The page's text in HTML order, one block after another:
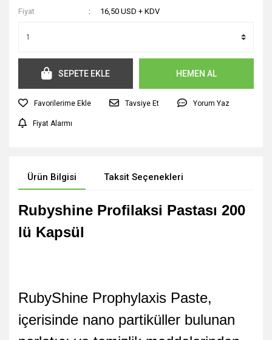
Fiyat
16,50 USD + KDV
SEPETE EKLE HEMEN AL
Tavsiye Et Yorum Yaz
Fiyat Alarmı
Ürün Bilgisi Taksit Seçenekleri
Rubyshine Profilaksi Pastası 200
lü Kapsül
RubyShine Prophylaxis Paste,
içerisinde nano partiküller bulunan